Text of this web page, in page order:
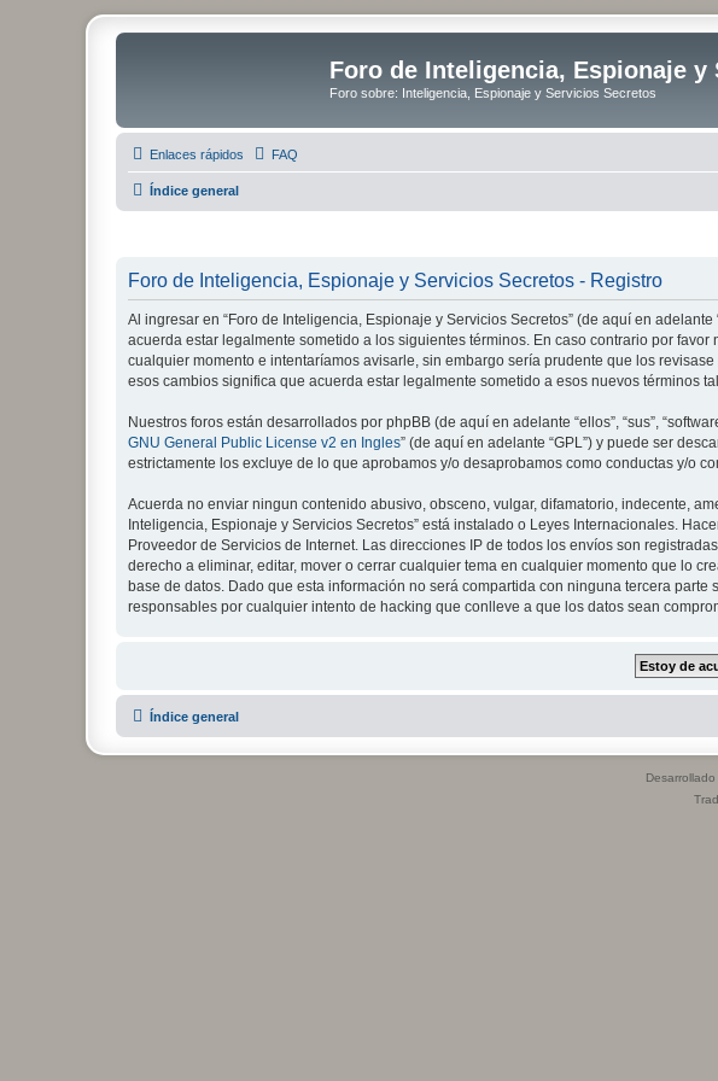
Foro de Inteligencia, Espionaje y
Foro sobre: Inteligencia, Espionaje y Servicios Secretos
Enlaces rápidos FAQ
Índice general
Foro de Inteligencia, Espionaje y Servicios Secretos - Registro
Al ingresar en “Foro de Inteligencia, Espionaje y Servicios Secretos” (de aquí en adelante
acuerda estar legalmente sometido a los siguientes términos. En caso contrario por
cualquier momento e intentaríamos avisarle, sin embargo sería prudente que los
esos cambios significa que acuerda estar legalmente sometido a esos nuevos términos
Nuestros foros están desarrollados por phpBB (de aquí en adelante “ellos”, “sus”,
GNU General Public License v2 en Ingles” (de aquí en adelante “GPL”) y puede ser
estrictamente los excluye de lo que aprobamos y/o desaprobamos como conductas y/o
Acuerda no enviar ningun contenido abusivo, obsceno, vulgar, difamatorio, indecente,
Inteligencia, Espionaje y Servicios Secretos” está instalado o Leyes Internacionales.
Proveedor de Servicios de Internet. Las direcciones IP de todos los envíos son
derecho a eliminar, editar, mover o cerrar cualquier tema en cualquier momento que lo
base de datos. Dado que esta información no será compartida con ninguna tercera
responsables por cualquier intento de hacking que conlleve a que los datos sean
Índice general